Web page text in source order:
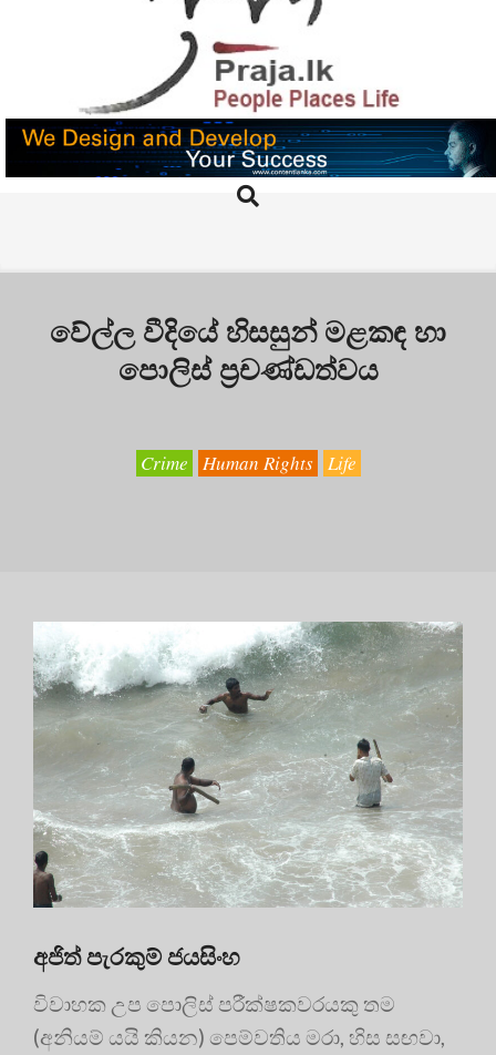
PRAJA.LK
Search
වේල්ල වීදියේ හිසසුන් මළකඳ හා
පොලිස් ප්‍රචණ්ඩත්වය
Crime Human Rights Life
අජිත් පැරකුම් ජයසිංහ
විවාහක උප පොලිස් පරීක්ෂකවරයකු තම
(අනියම් යයි කියන) පෙම්වතිය මරා, හිස සඟවා,